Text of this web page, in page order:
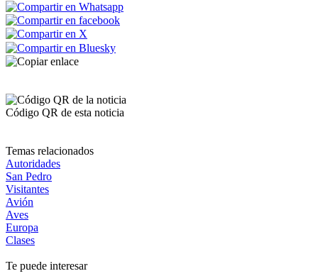
Código QR de esta noticia
Temas relacionados
Autoridades
San Pedro
Visitantes
Avión
Aves
Europa
Clases
Te puede interesar